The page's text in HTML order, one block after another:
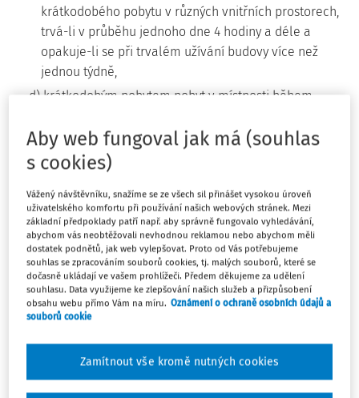
krátkodobého pobytu v různých vnitřních prostorech,
trvá-li v průběhu jednoho dne 4 hodiny a déle a
opakuje-li se při trvalém užívání budovy více než
jednou týdně,
d) krátkodobým pobytem pobyt v místnosti během
e) přímo větratelnými prostory prostory větratelné z
venkovního prostoru budovy nebo nuceně větratelné
f) zobrazovací jednotkou zařízení, které mění
elektronické informace na optické a je určené pro
zrakovou komunikaci s člověkem,
g) ubytovacím zařízením domov mládeže, internát,
zařízení pro děti vyžadující okamžitou pomoc, školské
zařízení pro výkon ústavní a ochranné výchovy a
Prostorové podmínky
Aby web fungoval jak má (souhlas
s cookies)
Vážený návštěvníku, snažíme se ze všech sil přinášet vysokou úroveň
uživatelského komfortu při používání našich webových stránek. Mezi
základní předpoklady patří např. aby správně fungovalo vyhledávání,
abychom vás neobtěžovali nevhodnou reklamou nebo abychom měli
dostatek podnětů, jak web vylepšovat. Proto od Vás potřebujeme
souhlas se zpracováním souborů cookies, tj. malých souborů, které se
dočasně ukládají ve vašem prohlížeči. Předem děkujeme za udělení
souhlasu. Data využijeme ke zlepšování našich služeb a přizpůsobení
obsahu webu přímo Vám na míru. Oznámení o ochraně osobních údajů a
souborů cookie
Zamítnout vše kromě nutných cookies